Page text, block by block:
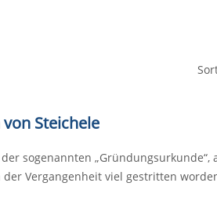
Steichele
sogenannten „Gründungsurkunde“,
Vergangenheit viel gestritten